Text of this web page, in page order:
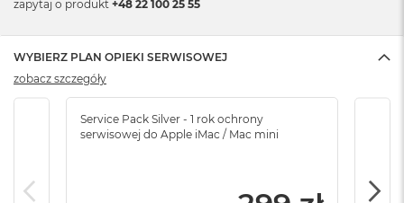
zapytaj o produkt +48 22 100 25 55
WYBIERZ PLAN OPIEKI SERWISOWEJ
Service Pack Silver - 1 rok ochrony
serwisowej do Apple iMac / Mac mini
zobacz szczegóły